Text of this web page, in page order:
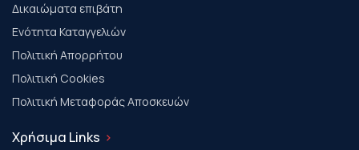
Δικαιώματα επιβάτη
Ενότητα Καταγγελιών
Πολιτική Απορρήτου
Πολιτική Cookies
Πολιτική Μεταφοράς Αποσκευών
Χρήσιμα Links